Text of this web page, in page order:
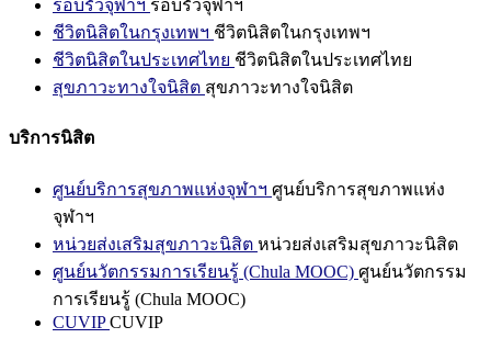
รอบรั้วจุฬาฯ รอบรั้วจุฬาฯ
ชีวิตนิสิตในกรุงเทพฯ ชีวิตนิสิตในกรุงเทพฯ
ชีวิตนิสิตในประเทศไทย ชีวิตนิสิตในประเทศไทย
สุขภาวะทางใจนิสิต สุขภาวะทางใจนิสิต
บริการนิสิต
ศูนย์บริการสุขภาพแห่งจุฬาฯ ศูนย์บริการสุขภาพแห่ง
จุฬาฯ
หน่วยส่งเสริมสุขภาวะนิสิต หน่วยส่งเสริมสุขภาวะนิสิต
ศูนย์นวัตกรรมการเรียนรู้ (Chula MOOC) ศูนย์นวัตกรรม
การเรียนรู้ (Chula MOOC)
CUVIPCUVIP